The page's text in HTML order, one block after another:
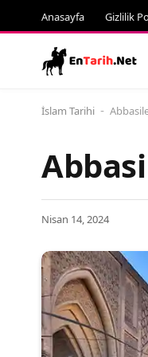
Anasayfa Gizlilik
İslam Tarihi -
Nisan 14, 2024